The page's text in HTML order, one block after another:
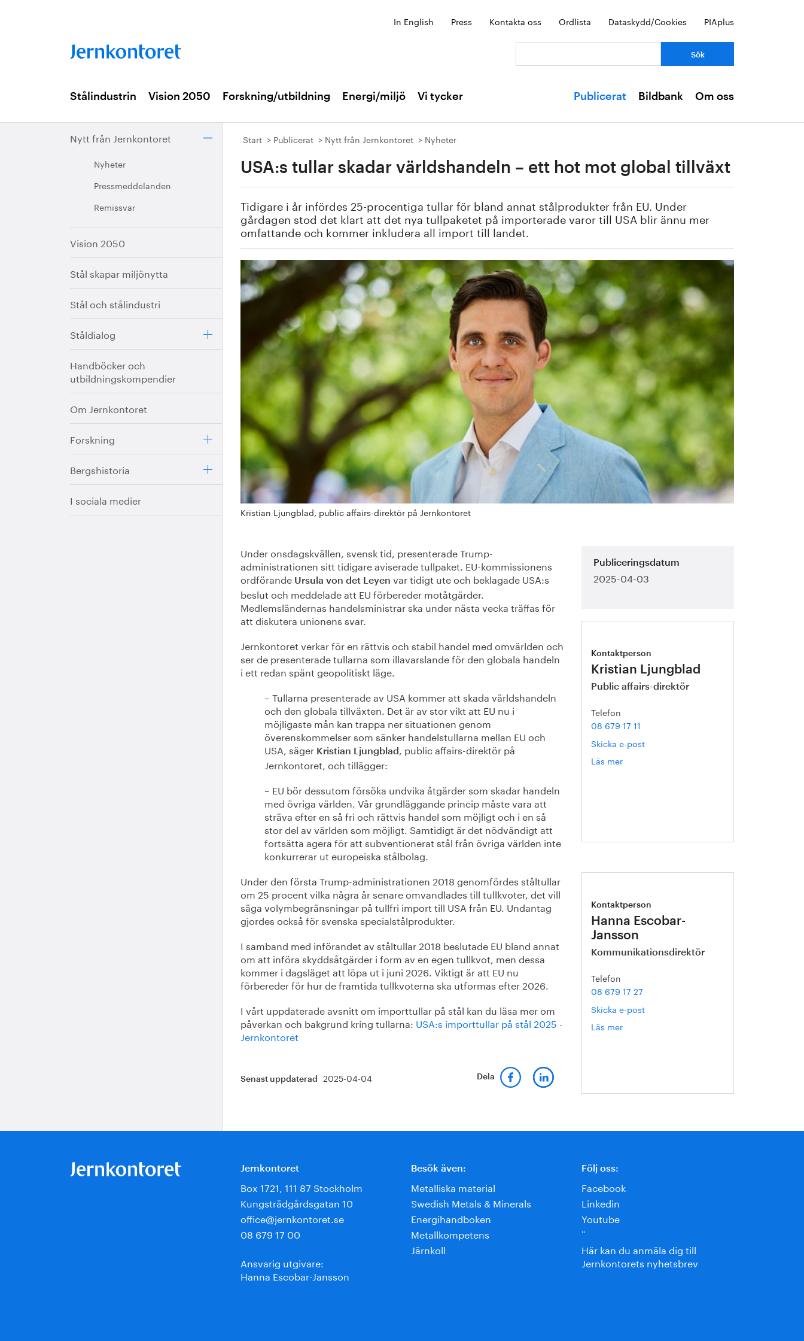
In English Press Kontakta oss Ordlista Dataskydd/Cookies PIAplus
Stålindustrin Vision 2050 Forskning/utbildning Energi/miljö Vi tycker Publicerat Bildbank Om oss
Nytt från Jernkontoret
Nyheter
Pressmeddelanden
Remissvar
Vision 2050
Stål skapar miljönytta
Stål och stålindustri
Ståldialog
Handböcker och
utbildningskompendier
Om Jernkontoret
Forskning
Bergshistoria
I sociala medier
Start Publicerat Nytt från Jernkontoret Nyheter
USA:s tullar skadar världshandeln – ett hot mot global tillväxt
Tidigare i år infördes 25-procentiga tullar för bland annat stålprodukter från EU. Under
gårdagen stod det klart att det nya tullpaketet på importerade varor till USA blir ännu mer
omfattande och kommer inkludera all import till landet.
Kristian Ljungblad, public affairs-direktör på Jernkontoret
Under onsdagskvällen, svensk tid, presenterade Trump-
administrationen sitt tidigare aviserade tullpaket. EU-kommissionens
ordförande Ursula von det Leyen var tidigt ute och beklagade USA:s
beslut och meddelade att EU förbereder motåtgärder.
Medlemsländernas handelsministrar ska under nästa vecka träffas för
att diskutera unionens svar.
Jernkontoret verkar för en rättvis och stabil handel med omvärlden och
ser de presenterade tullarna som illavarslande för den globala handeln
i ett redan spänt geopolitiskt läge.
– Tullarna presenterade av USA kommer att skada världshandeln
och den globala tillväxten. Det är av stor vikt att EU nu i
möjligaste mån kan trappa ner situationen genom
överenskommelser som sänker handelstullarna mellan EU och
USA, säger Kristian Ljungblad
, public affairs-direktör på
Jernkontoret, och tillägger:
– EU bör dessutom försöka undvika åtgärder som skadar handeln
med övriga världen. Vår grundläggande princip måste vara att
sträva efter en så fri och rättvis handel som möjligt och i en så
stor del av världen som möjligt. Samtidigt är det nödvändigt att
fortsätta agera för att subventionerat stål från övriga världen inte
konkurrerar ut europeiska stålbolag.
Under den första Trump-administrationen 2018 genomfördes ståltullar
om 25 procent vilka några år senare omvandlades till tullkvoter, det vill
säga volymbegränsningar på tullfri import till USA från EU. Undantag
gjordes också för svenska specialstålprodukter.
I samband med införandet av ståltullar 2018 beslutade EU bland annat
om att införa skyddsåtgärder i form av en egen tullkvot, men dessa
kommer i dagsläget att löpa ut i juni 2026. Viktigt är att EU nu
förbereder för hur de framtida tullkvoterna ska utformas efter 2026.
I vårt uppdaterade avsnitt om importtullar på stål kan du läsa mer om
påverkan och bakgrund kring tullarna: USA:s importtullar på stål 2025 -
Jernkontoret
Senast uppdaterad 2025-04-04 Dela
Publiceringsdatum
2025-04-03
Kontaktperson
Kristian Ljungblad
Public affairs-direktör
Telefon
08 679 17 11
Skicka e-post
Läs mer
Kontaktperson
Hanna Escobar-
Jansson
Kommunikationsdirektör
Telefon
08 679 17 27
Skicka e-post
Läs mer
Jernkontoret
Box 1721, 111 87 Stockholm
Kungsträdgårdsgatan 10
office@jernkontoret.se
08 679 17 00
Ansvarig utgivare:
Hanna Escobar-Jansson
Besök även:
Metalliska material
Swedish Metals & Minerals
Energihandboken
Metallkompetens
Järnkoll
Följ oss:
Facebook
Linkedin
Youtube
¨
Här kan du anmäla dig till
Jernkontorets nyhetsbrev